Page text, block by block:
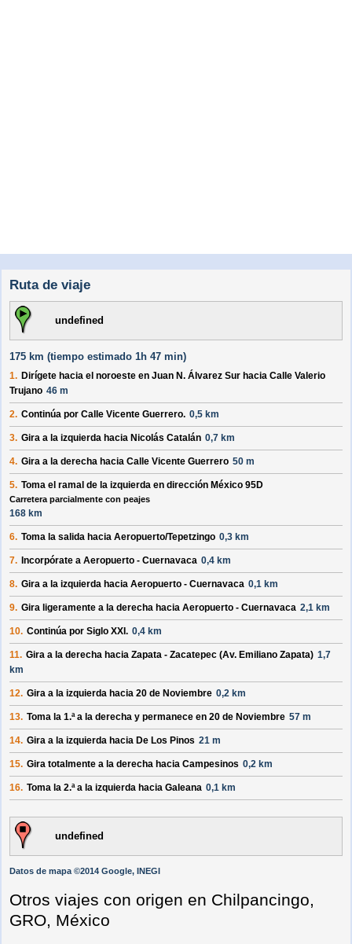
Ruta de viaje
undefined
175 km (tiempo estimado 1h 47 min)
1. Dirígete hacia el noroeste en Juan N. Álvarez Sur hacia Calle Valerio
Trujano 46 m
2. Continúa por Calle Vicente Guerrero. 0,5 km
3. Gira a la izquierda hacia Nicolás Catalán 0,7 km
4. Gira a la derecha hacia Calle Vicente Guerrero 50 m
5. Toma el ramal de la izquierda en dirección México 95D
Carretera parcialmente con peajes
168 km
6. Toma la salida hacia Aeropuerto/Tepetzingo 0,3 km
7. Incorpórate a Aeropuerto - Cuernavaca 0,4 km
8. Gira a la izquierda hacia Aeropuerto - Cuernavaca 0,1 km
9. Gira ligeramente a la derecha hacia Aeropuerto - Cuernavaca 2,1 km
10. Continúa por Siglo XXI . 0,4 km
11. Gira a la derecha hacia Zapata - Zacatepec (Av. Emiliano Zapata) 1,7
km
12. Gira a la izquierda hacia 20 de Noviembre 0,2 km
13. Toma la 1.ª a la derecha y permanece en 20 de Noviembre 57 m
14. Gira a la izquierda hacia De Los Pinos 21 m
15. Gira totalmente a la derecha hacia Campesinos 0,2 km
16. Toma la 2.ª a la izquierda hacia Galeana 0,1 km
undefined
Datos de mapa ©2014 Google, INEGI
Otros viajes con origen en Chilpancingo,
GRO, México